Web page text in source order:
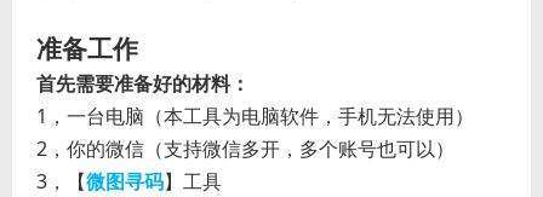
准备工作
首先需要准备好的材料：
1 ， 一台电脑（本工具为电脑软件，手机无法使用）
2 ， 你的微信（支持微信多开，多个账号也可以）
3 ， 【微图寻码】工具